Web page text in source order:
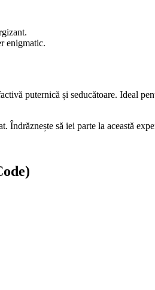
enigmatic.
puternică și seducătoare. Ideal
să iei parte la această